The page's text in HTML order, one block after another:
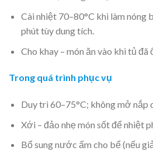
Cài nhiệt 70–80°C khi làm nóng
phút tùy dung tích.
Cho khay – món ăn vào khi tủ đã
Trong quá trình phục vụ
Duy trì 60–75°C; không mở nắp
Xới – đảo nhẹ món sốt để nhiệt
Bổ sung nước ấm cho bể (nếu